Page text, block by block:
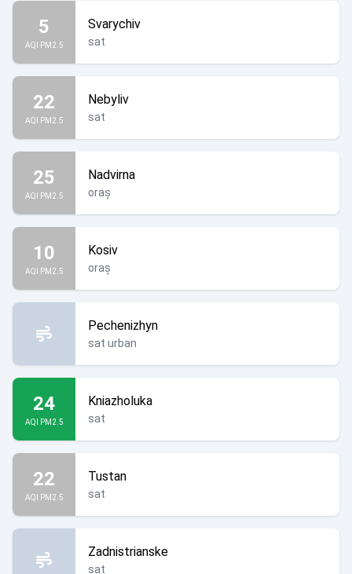
5
AQI PM2.5
Svarychiv
sat
22
AQI PM2.5
Nebyliv
sat
25
AQI PM2.5
Nadvirna
oraș
10
AQI PM2.5
Kosiv
oraș
Pechenizhyn
sat urban
24
AQI PM2.5
Kniazholuka
sat
22
AQI PM2.5
Tustan
sat
Zadnistrianske
sat